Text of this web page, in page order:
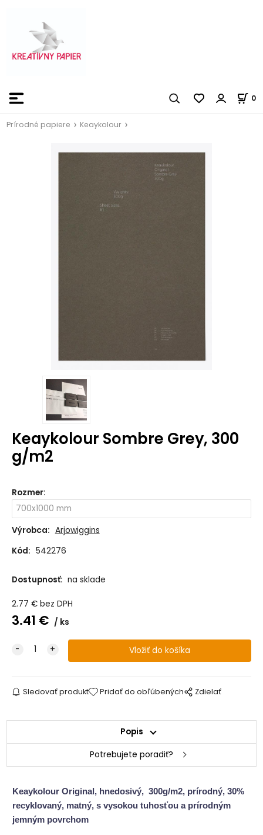
0
Prírodné papiere Keaykolour
Keaykolour Sombre Grey, 300
g/m2
Rozmer:
Výrobca: Arjowiggins
Kód: 542276
Dostupnosť: na sklade
2.77 € bez DPH
3.41 € ks
Sledovať produkt Pridať do obľúbených Zdielať
Popis
Potrebujete poradiť?
Keaykolour Original, hnedosivý, 300g/m2, prírodný, 30%
recyklovaný, matný, s vysokou tuhosťou a prírodným
jemným povrchom